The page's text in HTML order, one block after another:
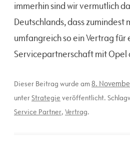
immerhin sind wir vermutlich
Deutschlands, dass zumindest
umfangreich so ein Vertrag für
Servicepartnerschaft mit
Dieser Beitrag wurde am8.
unterStrategie veröffentlicht.
Service Partner, Vertrag.